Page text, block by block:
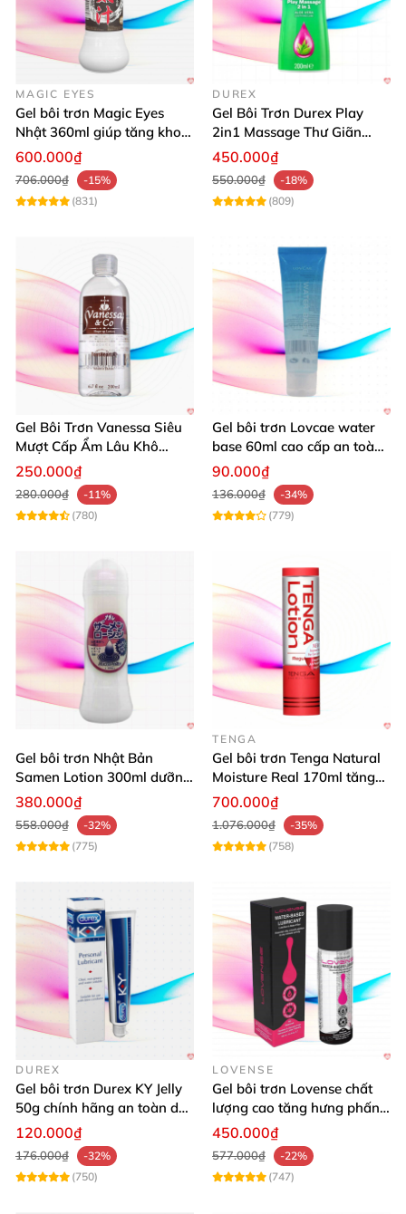
MAGIC EYES
Gel bôi trơn Magic Eyes
Nhật 360ml giúp tăng khoái
cảm, an toàn
600.000₫
706.000₫
-15%
(831)
DUREX
Gel Bôi Trơn Durex Play
2in1 Massage Thư Giãn
Hấp Dẫn 200ml
450.000₫
550.000₫
-18%
(809)
Gel Bôi Trơn Vanessa Siêu
Mượt Cấp Ẩm Lâu Khô
200ml Nhật Bản
250.000₫
280.000₫
-11%
(780)
Gel bôi trơn Lovcae water
base 60ml cao cấp an toàn
dễ chịu
90.000₫
136.000₫
-34%
(779)
Gel bôi trơn Nhật Bản
Samen Lotion 300ml dưỡng
ẩm tăng khoái cảm
380.000₫
558.000₫
-32%
(775)
TENGA
Gel bôi trơn Tenga Natural
Moisture Real 170ml tăng
khoái cảm
700.000₫
1.076.000₫
-35%
(758)
DUREX
Gel bôi trơn Durex KY Jelly
50g chính hãng an toàn dễ
dùng
120.000₫
176.000₫
-32%
(750)
LOVENSE
Gel bôi trơn Lovense chất
lượng cao tăng hưng phấn
oral sex
450.000₫
577.000₫
-22%
(747)